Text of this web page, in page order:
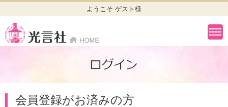
ようこそ ゲスト様
会員登録がお済みの方